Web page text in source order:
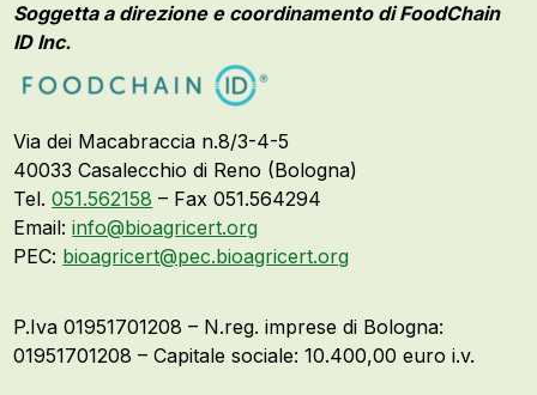
Soggetta a direzione e coordinamento di FoodChain
ID Inc.
Via dei Macabraccia n.8/3-4-5
40033 Casalecchio di Reno (Bologna)
Tel.051.562158 – Fax 051.564294
Email:info@bioagricert.org
PEC: bioagricert@pec.bioagricert.org
P.Iva 01951701208 – N.reg. imprese di Bologna:
01951701208 – Capitale sociale: 10.400,00 euro i.v.